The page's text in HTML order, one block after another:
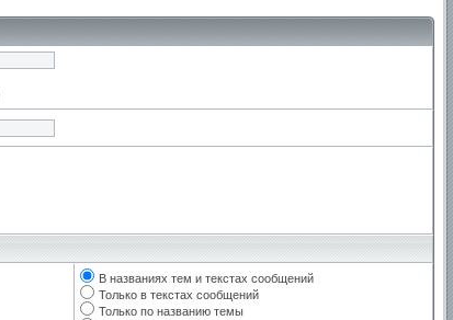
В названиях тем и текстах сообщений
Только в текстах сообщений
Только по названию темы